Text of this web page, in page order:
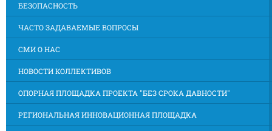
БЕЗОПАСНОСТЬ
ЧАСТО ЗАДАВАЕМЫЕ ВОПРОСЫ
СМИ О НАС
НОВОСТИ КОЛЛЕКТИВОВ
ОПОРНАЯ ПЛОЩАДКА ПРОЕКТА "БЕЗ СРОКА ДАВНОСТИ"
РЕГИОНАЛЬНАЯ ИННОВАЦИОННАЯ ПЛОЩАДКА